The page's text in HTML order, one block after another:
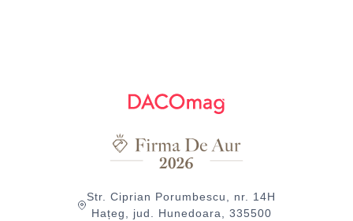
Str. Ciprian Porumbescu, nr. 14H
Hațeg, jud. Hunedoara, 335500